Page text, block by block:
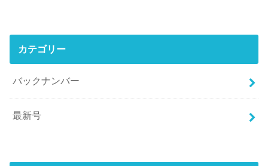
カテゴリー
バックナンバー
最新号